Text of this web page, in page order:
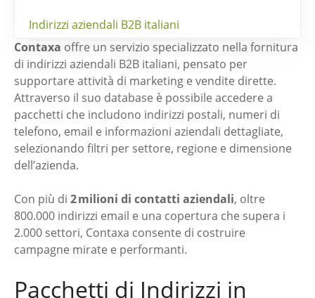
Indirizzi aziendali B2B italiani
Contaxa offre un servizio specializzato nella fornitura
di indirizzi aziendali B2B italiani, pensato per
supportare attività di marketing e vendite dirette.
Attraverso il suo database è possibile accedere a
pacchetti che includono indirizzi postali, numeri di
telefono, email e informazioni aziendali dettagliate,
selezionando filtri per settore, regione e dimensione
dell’azienda.
Con più di 2 milioni di contatti aziendali, oltre
800.000 indirizzi email e una copertura che supera i
2.000 settori, Contaxa consente di costruire
campagne mirate e performanti.
Pacchetti di Indirizzi in